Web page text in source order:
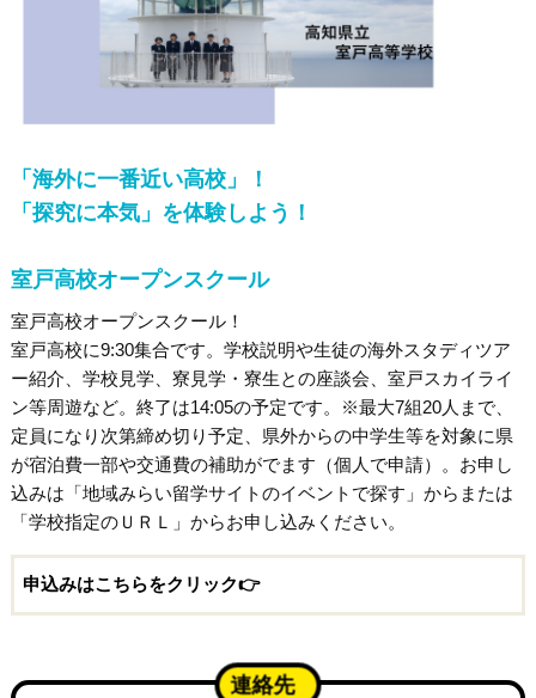
「海外に一番近い高校」！
「探究に本気」を体験しよう！
室戸高校オープンスクール
室戸高校オープンスクール！
室戸高校に9:30集合です。学校説明や生徒の海外スタディツア
ー紹介、学校見学、寮見学・寮生との座談会、室戸スカイライ
ン等周遊など。終了は14:05の予定です。※最大7組20人まで、
定員になり次第締め切り予定、県外からの中学生等を対象に県
が宿泊費一部や交通費の補助がでます（個人で申請）。お申し
込みは「地域みらい留学サイトのイベントで探す」からまたは
「学校指定のＵＲＬ」からお申し込みください。
申込みはこちらをクリック👉
連絡先